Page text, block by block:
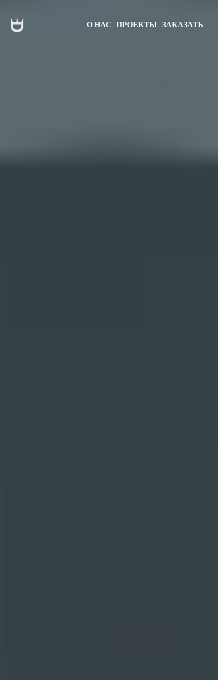
О НАС ПРОЕКТЫ ЗАКАЗАТЬ